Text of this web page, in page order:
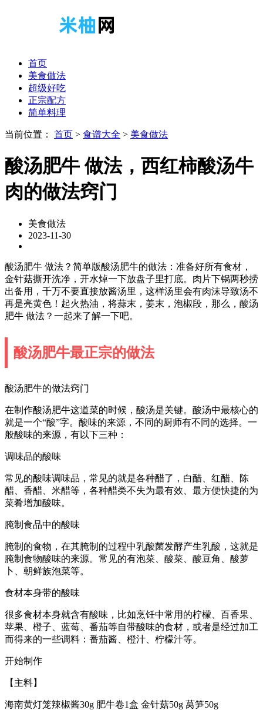
首页
美食做法
超级好吃
正宗配方
简单料理
当前位置： 首页 > 食谱大全 > 美食做法
酸汤肥牛 做法，西红柿酸汤牛
肉的做法窍门
美食做法
2023-11-30
酸汤肥牛 做法？简单版酸汤肥牛的做法：准备好所有食材，
金针菇撕开洗净，开水焯一下放盘子里打底。肉片下锅两秒捞
出备用，千万不要直接放酱汤里，这样汤里会有肉沫导致汤不
再是亮黄色！起火热油，将蒜末，姜末，泡椒段，那么，酸汤
肥牛 做法？一起来了解一下吧。
酸汤肥牛最正宗的做法
酸汤肥牛的做法窍门
在制作酸汤肥牛这道菜的时候，酸汤是关键。酸汤中最核心的
就是一个“酸”字。酸味的来源，不同的厨师有不同的选择。一
般酸味的来源，有以下三种：
调味品的酸味
常见的酸味调味品，常见的就是各种醋了，白醋、红醋、陈
醋、香醋、米醋等，各种醋类不失为最有效、最方便快捷的为
菜肴增加酸味。
腌制食品中的酸味
腌制的食物，在其腌制的过程中乳酸菌发酵产生乳酸，这就是
腌制食物酸味的来源。常见的有泡菜、酸菜、酸豆角、酸萝
卜、朝鲜族泡菜等。
食材本身带的酸味
很多食材本身就含有酸味，比如烹饪中常用的柠檬、百香果、
苹果、橙子、蓝莓、番茄等自带酸味的食材，或者是经过加工
而得来的一些调料：番茄酱、橙汁、柠檬汁等。
开始制作
【主料】
海南黄灯笼辣椒酱30g 肥牛卷1盒 金针菇50g 莴笋50g